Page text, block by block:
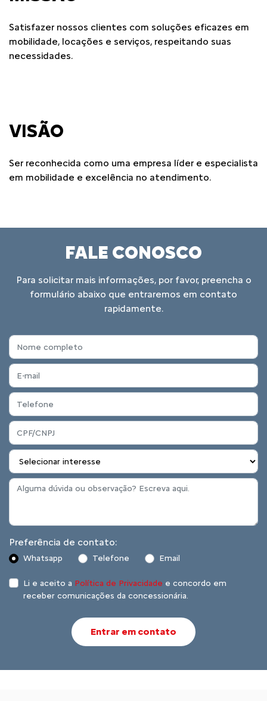
Satisfazer nossos clientes com soluções eficazes em
mobilidade, locações e serviços, respeitando suas
necessidades.
VISÃO
Ser reconhecida como uma empresa líder e especialista
em mobilidade e excelência no atendimento.
FALE CONOSCO
Para solicitar mais informações, por favor, preencha o
formulário abaixo que entraremos em contato
rapidamente.
Preferência de contato:
Whatsapp Telefone Email
Li e aceito a Política de Privacidade e concordo em
receber comunicações da concessionária.
Entrar em contato